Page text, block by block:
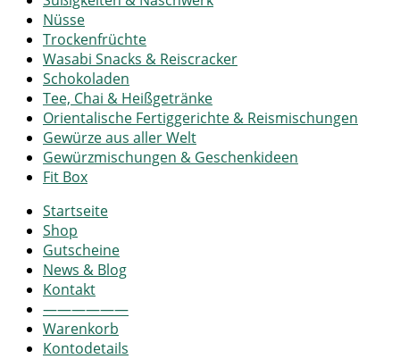
Nüsse
Trockenfrüchte
Wasabi Snacks & Reiscracker
Schokoladen
Tee, Chai & Heißgetränke
Orientalische Fertiggerichte & Reismischungen
Gewürze aus aller Welt
Gewürzmischungen & Geschenkideen
Fit Box
Startseite
Shop
Gutscheine
News & Blog
Kontakt
——————
Warenkorb
Kontodetails